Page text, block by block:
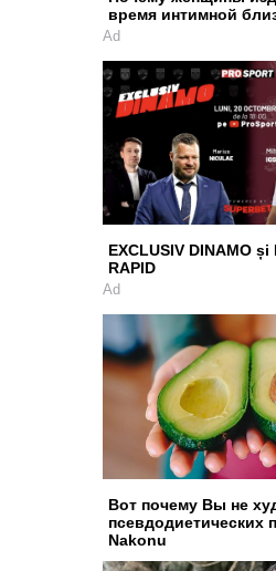
время интимной
Ad
EXCLUSIV DINAMO și
RAPID
Ad
Вот почему Вы не
псевдодиетических
Nakonu